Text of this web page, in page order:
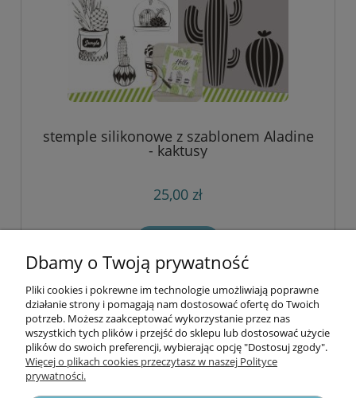
stemple silikonowe z szablonem Aladine
- kaktusy
25,00 zł
Informacje
Opłaty i koszty dostawy
Dbamy o Twoją prywatność
Pliki cookies i pokrewne im technologie umożliwiają poprawne
działanie strony i pomagają nam dostosować ofertę do Twoich
potrzeb. Możesz zaakceptować wykorzystanie przez nas
wszystkich tych plików i przejść do sklepu lub dostosować użycie
plików do swoich preferencji, wybierając opcję "Dostosuj zgody".
Więcej o plikach cookies przeczytasz w naszej Polityce
prywatności.